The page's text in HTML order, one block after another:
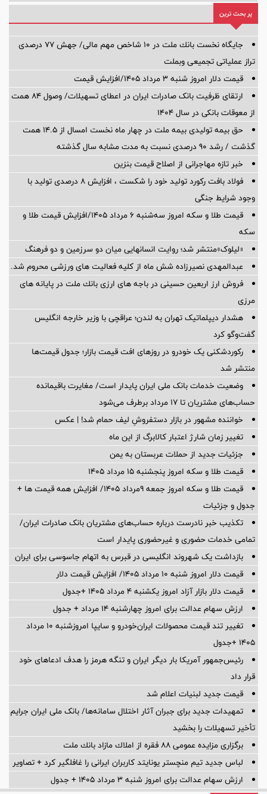
پر بحث ترین
جایگاه نخست بانك ملت در 10 شاخص مهم مالی/ جهش 77 درصدی
تراز عملیاتی تجمیعی وبملت
قیمت دلار امروز شنبه ۳ مرداد ۱۴۰۵/افزایش قیمت
ارتقای ظرفیت بانک صادرات ایران در اعطای تسهیلات/ وصول ۸۴ همت
از معوقات بانکی در سال ۱۴۰۴
حق بیمه تولیدی بیمه ملت در چهار ماه نخست امسال از 14.5 همت
گذشت / رشد 90 درصدی نسبت به مدت مشابه سال گذشته
خبر تازه مهاجرانی از اصلاح قیمت بنزین
فولاد بافت رکورد تولید خود را شکست ، افزایش 8 درصدی تولید با
وجود شرایط جنگی
قیمت طلا و سکه امروز سه‌شنبه ۶ مرداد ۱۴۰۵/افزایش قیمت طلا و
سکه
«لیلوک»منتشر شد؛ روایت انسانهایی میان دو سرزمین و دو فرهنگ
عبدالمهدی نصیرزاده شش ماه از کلیه فعالیت های ورزشی محروم شد.
فروش ارز اربعین حسینی در باجه های ارزی بانك ملت در پایانه های
مرزی
هشدار دیپلماتیک تهران به لندن؛ عراقچی با وزیر خارجه انگلیس
گفت‌وگو کرد
رکوردشکنی یک خودرو در روزهای افت قیمت بازار؛ جدول قیمت‌ها
منتشر شد
وضعیت خدمات بانک ملی ایران پایدار است/ مغایرت‌ باقیمانده
حساب‌های مشتریان تا ۱۷ مرداد برطرف می‌شود
خواننده مشهور در بازار دستفروشِ لیف حمام شد! | عکس
تغییر زمان شارژ اعتبار کالابرگ از این ماه
جزئیات جدید از حملات عربستان به یمن
قیمت طلا و سکه امروز پنجشنبه ۱۵ مرداد ۱۴۰۵
قیمت طلا و سکه امروز جمعه ۹مرداد ۱۴۰۵/ افزایش همه قیمت ها +
جدول و جزئیات
تکذیب خبر نادرست درباره حساب‌های مشتریان بانک صادرات ایران/
تمامی خدمات حضوری و غیرحضوری پایدار است
بازداشت یک شهروند انگلیسی در قبرس به اتهام جاسوسی برای ایران
قیمت دلار امروز شنبه ۱۰ مرداد ۱۴۰۵/ افزایش قیمت دلار
قیمت دلار بازار آزاد امروز یکشنبه ۴ مرداد ۱۴۰۵ +جدول
ارزش سهام عدالت برای امروز چهارشنبه ۱۴ مرداد + جدول
تغییر تند قیمت محصولات ایران‌خودرو و سایپا امروزشنبه ۱۰ مرداد
۱۴۰۵ +جدول
رئیس‌جمهور آمریکا بار دیگر ایران و تنگه هرمز را هدف ادعاهای خود
قرار داد
قیمت جدید لبنیات اعلام شد
تمهیدات جدید برای جبران آثار اختلال سامانه‌ها/ بانک ملی ایران جرایم
تأخیر تسهیلات را بخشید
برگزاری مزایده عمومی 88 فقره از املاك مازاد بانك ملت
لباس جدید تیم منچستر یونایتد کاربران ایرانی را غافلگیر کرد + تصاویر
ارزش سهام عدالت برای امروز شنبه ۳ مرداد ۱۴۰۵ + جدول